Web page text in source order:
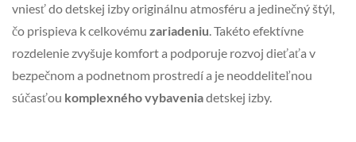
vniesť do detskej izby originálnu atmosféru a jedinečný štýl,
čo prispieva k celkovému zariadeniu. Takéto efektívne
rozdelenie zvyšuje komfort a podporuje rozvoj dieťaťa v
bezpečnom a podnetnom prostredí a je neoddeliteľnou
súčasťou komplexného vybaveniadetskej izby.